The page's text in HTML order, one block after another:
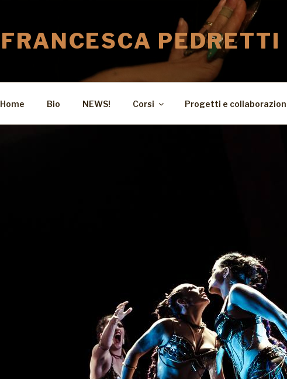
FRANCESCA PEDRETTI
Home Bio NEWS! Corsi Progetti e